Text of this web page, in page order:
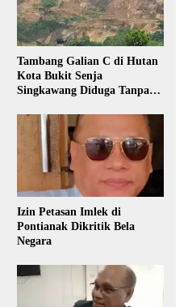
Tambang Galian C di Hutan
Kota Bukit Senja
Singkawang Diduga Tanpa
Izin Petasan Imlek di
Pontianak Dikritik Bela
Negara